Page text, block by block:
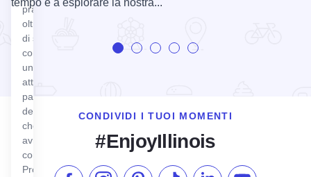
praterie con
oltre 5 miglia
di sentieri vi
condurrà in
un viaggio
attraverso il
paesaggio
dell'Illinois
che Lincoln
avrebbe
conosciuto.
Progettato
CONDIVIDI I TUOI MOMENTI
#EnjoyIllinois